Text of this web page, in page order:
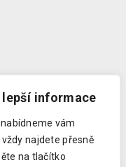
informace
vám
najdete přesně
na tlačítko